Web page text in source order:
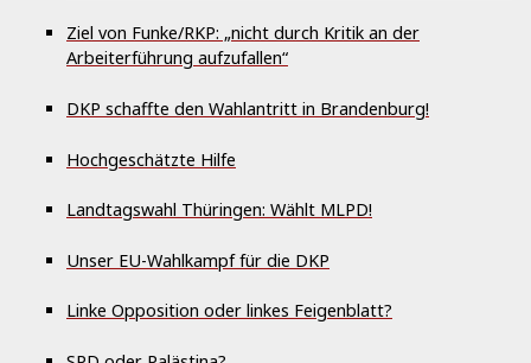
Ziel von Funke/RKP: „nicht durch Kritik an der
Arbeiterführung aufzufallen“
DKP schaffte den Wahlantritt in Brandenburg!
Hochgeschätzte Hilfe
Landtagswahl Thüringen: Wählt MLPD!
Unser EU-Wahlkampf für die DKP
Linke Opposition oder linkes Feigenblatt?